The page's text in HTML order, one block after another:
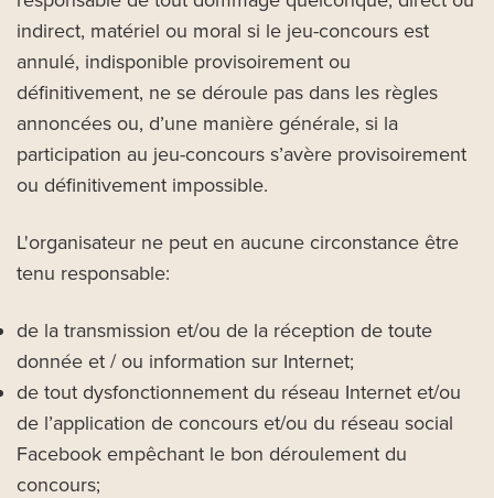
indirect, matériel ou moral si le jeu-concours est
annulé, indisponible provisoirement ou
définitivement, ne se déroule pas dans les règles
annoncées ou, d’une manière générale, si la
participation au jeu-concours s’avère provisoirement
ou définitivement impossible.
L'organisateur ne peut en aucune circonstance être
tenu responsable:
de la transmission et/ou de la réception de toute
donnée et / ou information sur Internet;
de tout dysfonctionnement du réseau Internet et/ou
de l’application de concours et/ou du réseau social
Facebook empêchant le bon déroulement du
concours;